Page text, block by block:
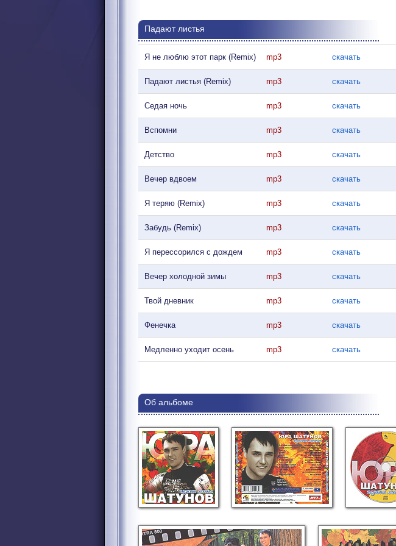
Падают листья
Я не люблю этот парк (Remix) mp3 скачать
Падают листья (Remix) mp3 скачать
Седая ночь mp3 скачать
Вспомни mp3 скачать
Детство mp3 скачать
Вечер вдвоем mp3 скачать
Я теряю (Remix) mp3 скачать
Забудь (Remix) mp3 скачать
Я перессорился с дождем mp3 скачать
Вечер холодной зимы mp3 скачать
Твой дневник mp3 скачать
Фенечка mp3 скачать
Медленно уходит осень mp3 скачать
Об альбоме